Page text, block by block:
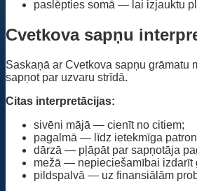
paslēpties somā — lai izjauktu
Cvetkova sapņu
Saskaņā ar Cvetkova sapņu grāmatu
sapņot par uzvaru strīdā.
Citas interpretācijas:
sivēni mājā — cienīt no citiem;
pagalmā — līdz ietekmīga
dārzā — pļāpāt par sapņotāja
mežā — nepieciešamībai izdarīt
pildspalvā — uz finansiālām